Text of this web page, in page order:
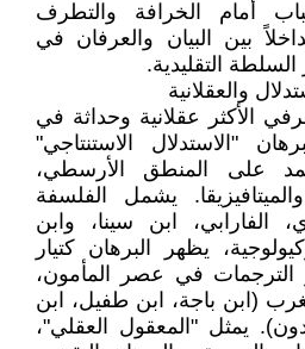
أمام الخرافة والتطرف
بين البيان والعرفان في
التقليدية.
والعقلانية
الأكثر عقلانية وحداثة في
"الاستدلال الاستنتاجي"
على المنطق الأرسطي،
يشمل الفلسفة
الفارابي، ابن سينا، وابن
يظهر البرهان كتيار
في عصر المأمون،
(ابن باجة، ابن طفيل، ابن
يمثل "المعقول العقلي"،